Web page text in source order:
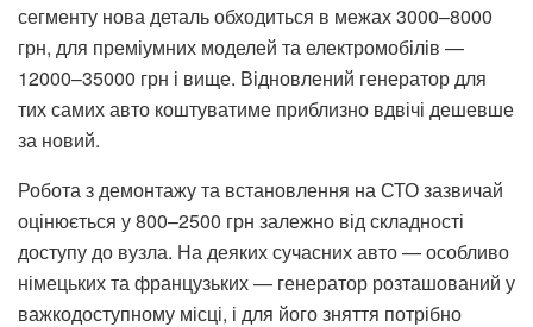
сегменту нова деталь обходиться в межах 3000–8000
грн, для преміумних моделей та електромобілів —
12000–35000 грн і вище. Відновлений генератор для
тих самих авто коштуватиме приблизно вдвічі дешевше
за новий.
Робота з демонтажу та встановлення на СТО зазвичай
оцінюється у 800–2500 грн залежно від складності
доступу до вузла. На деяких сучасних авто — особливо
німецьких та французьких — генератор розташований у
важкодоступному місці, і для його зняття потрібно